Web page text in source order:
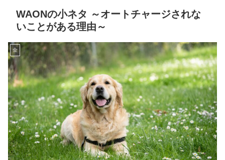
WAONの小ネタ ～オートチャージされな
いことがある理由～
金